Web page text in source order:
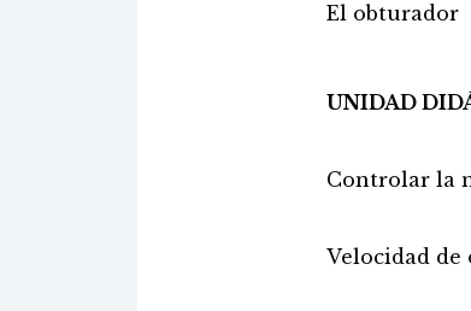
El obturador
UNIDAD
Controlar la
Velocidad de